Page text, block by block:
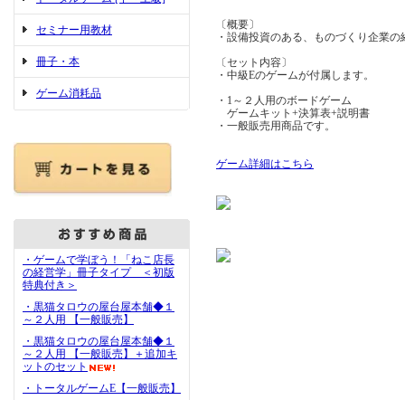
セミナー用教材
冊子・本
ゲーム消耗品
・ゲームで学ぼう！「ねこ店長
の経営学」冊子タイプ ＜初版
特典付き＞
・黒猫タロウの屋台屋本舗◆１
～２人用 【一般販売】
・黒猫タロウの屋台屋本舗◆１
～２人用 【一般販売】＋追加キ
ットのセット
・トータルゲームE【一般販売】
〔概要〕
・設備投資のある、ものづくり企業
〔セット内容〕
・中級Eのゲームが付属します。
・1～２人用のボードゲーム
ゲームキット+決算表+説明書
・一般販売用商品です。
ゲーム詳細はこちら